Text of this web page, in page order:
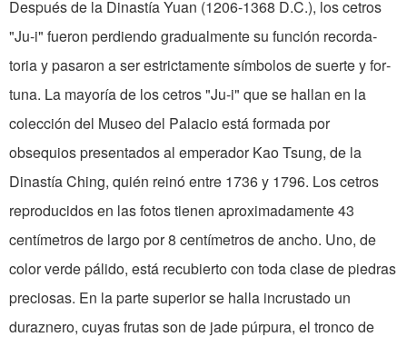
Después de la Dinastía Yuan (1206-1368 D.C.), los cetros
"Ju-i" fueron perdiendo gra­dualmente su función recorda­
toria y pasaron a ser estricta­mente símbolos de suerte y for­
tuna. La mayoría de los cetros "Ju-i" que se hallan en la
colec­ción del Museo del Palacio está formada por
obsequios presen­tados al emperador Kao Tsung, de la
Dinastía Ching, quién reinó entre 1736 y 1796. Los cetros
reproducidos en las fotos tienen aproximadamente 43
centímetros de largo por 8 centímetros de ancho. Uno, de
color verde pálido, está recubierto con toda clase de piedras
preciosas. En la parte superior se halla incrustado un
duraznero, cuyas frutas son de jade púrpura, el tronco de